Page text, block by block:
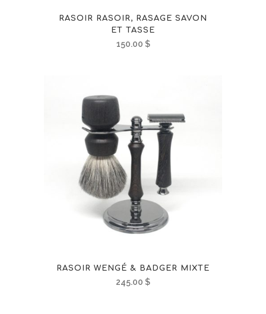
RASOIR RASOIR, RASAGE SAVON
ET TASSE
150.00 $
RASOIR WENGÉ & BADGER MIXTE
245.00 $